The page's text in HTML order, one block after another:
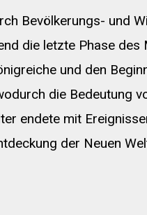
Bevölkerungs- und
die letzte Phase
und den
die Bedeutung
endete mit
der Neuen